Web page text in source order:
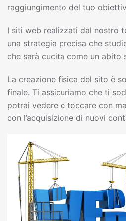
raggiungimento del tuo
I siti web realizzati dal nostro
una strategia precisa che
che sarà cucita come un abito
La creazione fisica del sito è
finale. Ti assicuriamo che ti
potrai vedere e toccare con
con l’acquisizione di nuovi